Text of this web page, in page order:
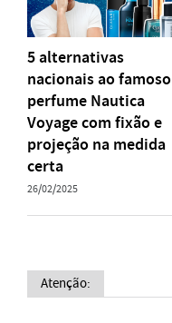
5 alternativas
nacionais ao famoso
perfume Nautica
Voyage com fixão e
projeção na medida
certa
26/02/2025
Atenção: